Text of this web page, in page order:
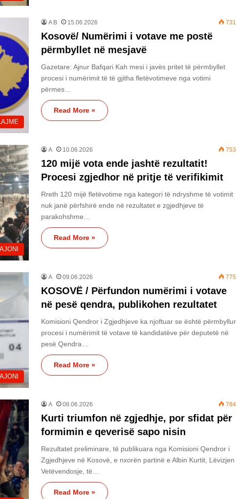
A B 15.06.2026 731
Kosovë/ Numërimi i votave me postë
përmbyllet në mesjavë
Gazetare: Ajnur Bafqari Kah mesi i javës pritet të përmbyllet
procesi i numërimit të të gjitha fletëvotimeve nga votimi
përmes…
Read More »
A 10.06.2026 753
120 mijë vota ende jashtë rezultatit!
Procesi zgjedhor në pritje të verifikimit
Rreth 120 mijë fletëvotime nga kategori të ndryshme të votimit
nuk janë përfshirë ende në rezultatet e zgjedhjeve të
parakohshme…
Read More »
A 09.06.2026 775
KOSOVË / Përfundon numërimi i votave
në pesë qendra, publikohen rezultatet
Komisioni Qendror i Zgjedhjeve ka njoftuar se është përmbyllur
procesi i numërimit të votave të kandidatëve për deputetë në
pesë Qendra…
Read More »
A 08.06.2026 784
Kurti triumfon në zgjedhje, por sfidat për
formimin e qeverisë sapo nisin
Rezultatet preliminare, të publikuara nga Komisioni Qendror i
Zgjedhjeve në Kosovë, e nxorën partinë e Albin Kurtit, Lëvizjen
Vetëvendosje, të…
Read More »